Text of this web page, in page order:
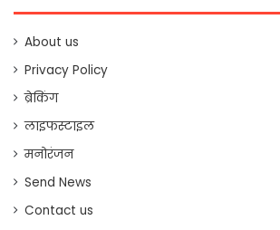
About us
Privacy Policy
ब्रेकिंग
लाइफस्टाइल
मनोरंजन
Send News
Contact us